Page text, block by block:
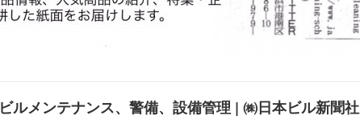
ビルメンテナンス、警備、設備管理 | ㈱日本ビル新聞社